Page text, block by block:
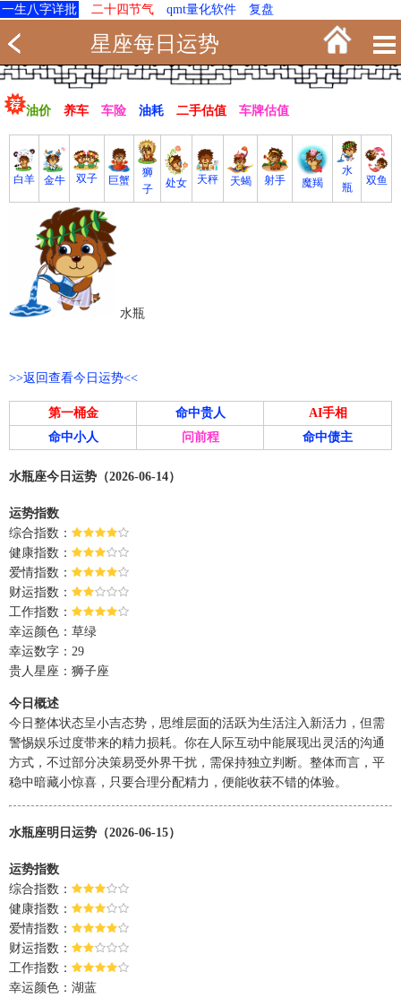
一生八字详批 二十四节气 qmt量化软件 复盘
星座每日运势
油价 养车 车险 油耗 二手估值 车牌估值
白羊 金牛 双子 巨蟹
狮
子
处女 天秤 天蝎 射手 魔羯
水
瓶
双鱼
水瓶
>>返回查看今日运势<<
第一桶金 命中贵人
AI手相
命中小人
问前程 命中债主
水瓶座今日运势（2026-06-14）
运势指数
综合指数：
健康指数：
爱情指数：
财运指数：
工作指数：
幸运颜色：草绿
幸运数字：29
贵人星座：狮子座
今日概述
今日整体状态呈小吉态势，思维层面的活跃为生活注入新活力，但需
警惕娱乐过度带来的精力损耗。你在人际互动中能展现出灵活的沟通
方式，不过部分决策易受外界干扰，需保持独立判断。整体而言，平
稳中暗藏小惊喜，只要合理分配精力，便能收获不错的体验。
水瓶座明日运势（2026-06-15）
运势指数
综合指数：
健康指数：
爱情指数：
财运指数：
工作指数：
幸运颜色：湖蓝